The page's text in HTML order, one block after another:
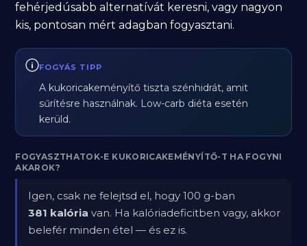
fehérjedúsabb alternatívát keresni, vagy nagyon
kis, pontosan mért adagban fogyasztani.
FOGYÁS TIPP
A kukoricakeményítő tiszta szénhidrát, amit
sűrítésre használnak. Low-carb diéta esetén
kerüld.
FOGYASZTHATOK-E KUKORICAKEMÉNYÍTŐ-T HA FOGYNI
AKAROK?
Igen, csak ne felejtsd el, hogy 100 g-ban
381 kalória van. Ha kalóriadeficitben vagy, akkor
belefér minden étel — és ez is.